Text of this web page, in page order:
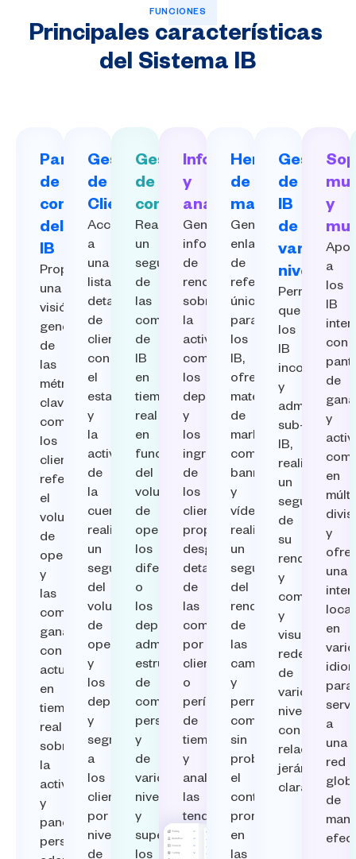
FUNCIONES
Principales características
del Sistema IB
Panel
de
control
del
IB
Proporcione
una
visión
general
de
las
métricas
clave,
como
los
clientes
referidos,
el
volumen
de
operaciones
y
las
comisiones
ganadas,
con
actualizaciones
en
tiempo
real
sobre
la
actividad
y
paneles
personalizables
Gestión
de
Clientes
Acceda
a
una
lista
detallada
de
clientes
con
el
estado
y
la
actividad
de
la
cuenta,
realice
un
seguimiento
del
volumen
de
operaciones
y
los
depósitos,
y
segmente
a
los
clientes
por
niveles
Gestión
de
comisiones
Realice
un
seguimiento
de
las
comisiones
de
IB
en
tiempo
real
en
función
del
volumen
de
operaciones,
los
diferenciales
o
los
depósitos,
admita
estructuras
de
comisiones
personalizadas
y
de
varios
niveles,
y
supervise
Informes
y
análisis
Genere
informes
de
rendimiento
sobre
la
actividad
comercial,
los
depósitos
y
los
ingresos
de
los
clientes,
proporcione
desgloses
detallados
de
las
comisiones
por
cliente
o
período
de
tiempo
y
analice
las
tendencias
de
Herramientas
de
marketing
Genere
enlaces
de
referencia
únicos
para
los
IB,
ofrezca
materiales
de
marketing
como
banners
y
vídeos,
realice
un
seguimiento
del
rendimiento
de
las
campañas
y
permita
compartir
sin
problemas
el
contenido
promocional
en
Gestión
de
IB
de
varios
niveles
Permita
que
los
IB
incorporen
y
administren
sub-
IB,
realicen
un
seguimiento
de
su
rendimiento
y
comisiones,
y
visualicen
redes
de
varios
niveles
con
relaciones
jerárquicas
claras.
y
a
los
IB
con
de
y
en
y
una
en
para
a
una
red
de